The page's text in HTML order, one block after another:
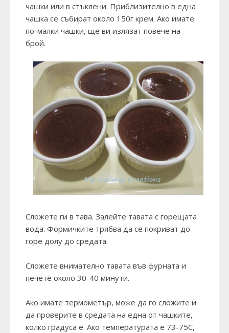
чашки или в стъклени. Приблизително в една
чашка се събират около 150г крем. Ако имате
по-малки чашки, ще ви излязат повече на
брой.
Сложете ги в тава. Залейте тавата с горещата
вода. Формичките трябва да се покриват до
горе долу до средата.
Сложете внимателно тавата във фурната и
печете около 30-40 минути.
Ако имате термометър, може да го сложите и
да проверите в средата на една от чашките,
колко градуса е. Ако температурата е 73-75С,